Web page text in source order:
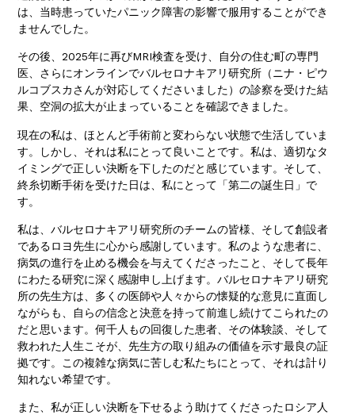
は、当時患っていたパニック障害の影響で服用することができ
ませんでした。
その後、2025年に再びMRI検査を受け、自分の住む町の専門
医、さらにオンラインでバルセロナキアリ研究所（ニナ・ピウ
ルコブスカさんが対応してくださいました）の診察を受けた結
果、空洞の拡大が止まっていることを確認できました。
現在の私は、ほとんど手術前と変わらない状態で生活していま
す。しかし、それは私にとって良いことです。私は、適切なタ
イミングで正しい決断を下したのだと感じています。そして、
終糸切断手術を受けた日は、私にとって「第二の誕生日」で
す。
私は、バルセロナキアリ研究所のチームの皆様、そして創設者
であるロヨ先生に心から感謝しています。私のような患者に、
病気の進行を止める機会を与えてくださったこと、そして長年
にわたる研究に深く感謝申し上げます。バルセロナキアリ研究
所の先生方は、多くの医師や人々からの懐疑的な意見に直面し
ながらも、自らの信念と決意を持って前進し続けてこられたの
だと思います。何千人もの回復した患者、その体験談、そして
救われた人生こそが、先生方の取り組みの価値を示す最良の証
拠です。この複雑な病気に苦しむ私たちにとって、それは計り
知れない希望です。
また、私が正しい決断を下せるよう助けてくださったロシア人